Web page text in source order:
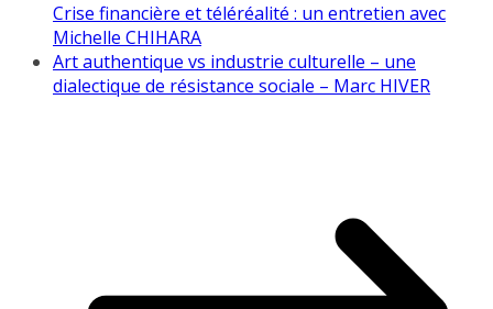
Crise financière et téléréalité : un entretien avec
Michelle CHIHARA
Art authentique vs industrie culturelle – une
dialectique de résistance sociale – Marc HIVER